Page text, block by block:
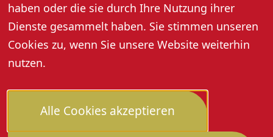
haben oder die sie durch Ihre Nutzung ihrer
Dienste gesammelt haben. Sie stimmen unseren
Cookies zu, wenn Sie unsere Website weiterhin
nutzen.
Alle Cookies akzeptieren